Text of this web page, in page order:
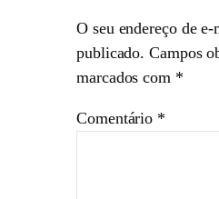
O seu endereço de
publicado. Campos
marcados com *
Comentário *